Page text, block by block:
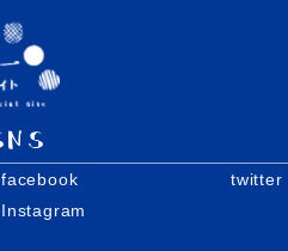
facebook
twitter
Instagram